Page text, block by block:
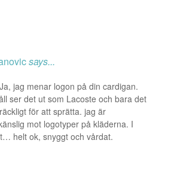
says...
jag menar logon på din cardigan.
ser det ut som Lacoste och bara det
för att sprätta. jag är
mot logotyper på kläderna. I
helt ok, snyggt och vårdat.